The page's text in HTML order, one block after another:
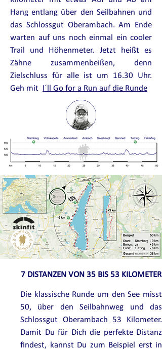
Hang entlang über den Seilbahnen und
das Schlossgut Oberambach. Am Ende
warten auf uns noch einmal ein cooler
Trail und Höhenmeter. Jetzt heißt es
Zähne zusammenbeißen, denn
Zielschluss für alle ist um 16.30 Uhr.
Geh mit I´ll Go for a Run auf die Runde
7 DISTANZEN VON 35 BIS 53 KILOMETER
Die klassische Runde um den See misst
50, über denSeilbahnweg unddas
Schlossgut Oberambach 53 Kilometer.
Damit Du für Dich die perfekte Distanz
findest, kannst Du zum Beispiel erst in